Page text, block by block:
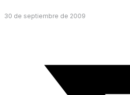
30 de septiembre de 2009